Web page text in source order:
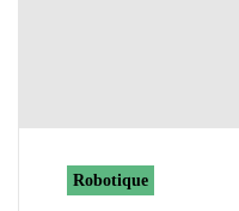
Robotique